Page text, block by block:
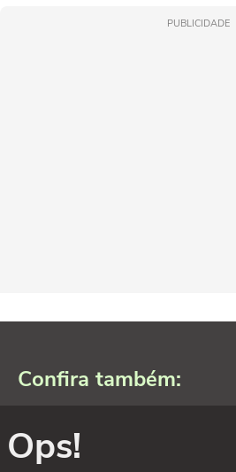
PUBLICIDADE
Confira também:
Ops!